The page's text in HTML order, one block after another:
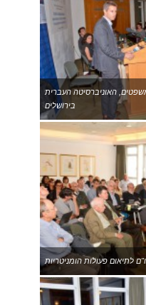
האוניברסיטה העברית
בירושלים
לתיאום פעולות הומניטריות